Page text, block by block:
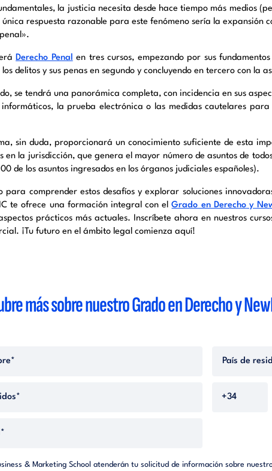
la justicia necesita desde hace tiempo más medios
única respuesta razonable para este fenómeno sería la expansión
Derecho Penal
en tres cursos, empezando por sus
los delitos y sus penas en segundo y concluyendo en tercero con la
se tendrá una panorámica completa, con incidencia en sus
informáticos, la prueba electrónica o las medidas cautelares
sin duda, proporcionará un conocimiento suficiente de esta
en la jurisdicción, que genera el mayor número de asuntos de
de los asuntos ingresados en los órganos judiciales españoles).
para comprender estos desafíos y explorar soluciones
te ofrece una formación integral con elGrado en Derechoy
prácticos más actuales. Inscríbete ahora en nuestros
¡Tu futuro en el ámbito legal comienza aquí!
más sobre nuestro Grado en Derecho y
& Marketing School atenderán tu solicitud de información sobre